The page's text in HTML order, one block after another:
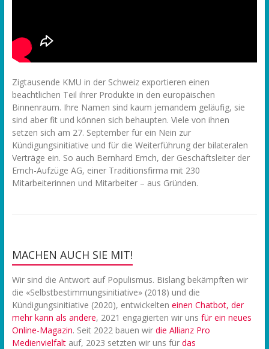
Zigtausende KMU in der Schweiz exportieren einen
beachtlichen Teil ihrer Produkte in den europäischen
Binnenraum. Ihre Namen sind kaum jemandem geläufig, sie
sind aber fit und können sich behaupten. Viele von ihnen
setzen sich am 27. September für ein Nein zur
Kündigungsinitiative und für die Weiterführung der bilateralen
Verträge ein. So auch Bernhard Emch, der Geschäftsleiter der
Emch-Aufzüge AG, einer Traditionsfirma mit 230
Mitarbeiterinnen und Mitarbeiter – aus Gründen.
MACHEN AUCH SIE MIT!
Wir sind die Antwort auf Populismus. Bislang bekämpften wir
die «Selbstbestimmungsinitiative» (2018) und die
Kündigungsinitiative (2020), entwickelten einen Chatbot, der
mehr kann als andere, 2021 engagierten wir uns für ein neues
Online-Magazin. Seit 2022 bauen wir die Allianz Pro
Medienvielfaltauf, 2023 setzten wir uns für das